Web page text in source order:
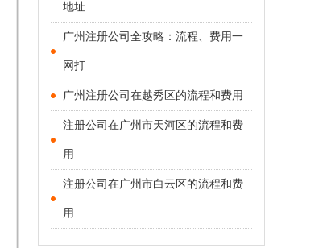
地址
广州注册公司全攻略：流程、费用一
网打
广州注册公司在越秀区的流程和费用
注册公司在广州市天河区的流程和费
用
注册公司在广州市白云区的流程和费
用